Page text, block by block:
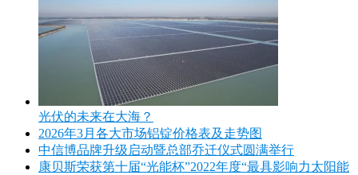
光伏的未来在大海？
2026年3月各大市场铝锭价格表及走势图
中信博品牌升级启动暨总部乔迁仪式圆满举行
康贝斯荣获第十届“光能杯”2022年度“最具影响力太阳能